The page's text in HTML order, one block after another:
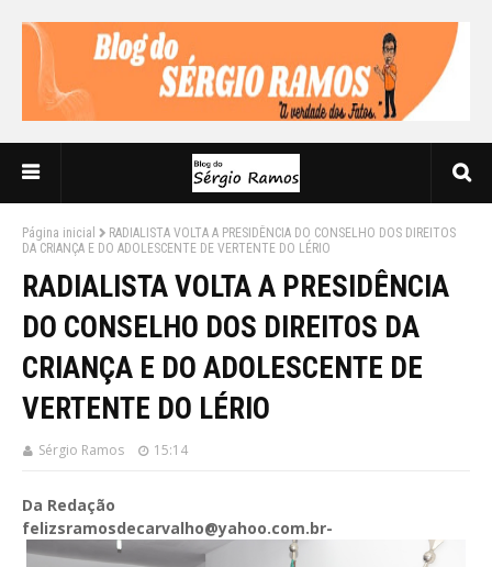
Página inicial
RADIALISTA VOLTA A PRESIDÊNCIA DO CONSELHO DOS DIREITOS
DA CRIANÇA E DO ADOLESCENTE DE VERTENTE DO LÉRIO
RADIALISTA VOLTA A PRESIDÊNCIA
DO CONSELHO DOS DIREITOS DA
CRIANÇA E DO ADOLESCENTE DE
VERTENTE DO LÉRIO
Sérgio Ramos 15:14
Da Redação
felizsramosdecarvalho@yahoo.com.br-